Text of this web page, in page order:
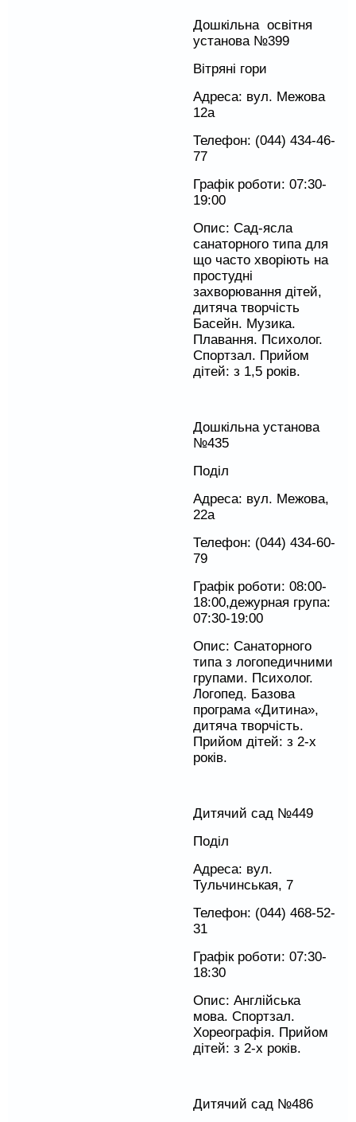
Дошкільна освітня
установа №399
Вітряні гори
Адреса: вул. Межова
12а
Телефон: (044) 434-46-
77
Графік роботи: 07:30-
19:00
Опис: Сад-ясла
санаторного типа для
що часто хворіють на
простудні
захворювання дітей,
дитяча творчість
Басейн. Музика.
Плавання. Психолог.
Спортзал. Прийом
дітей: з 1,5 років.
Дошкільна установа
№435
Поділ
Адреса: вул. Межова,
22а
Телефон: (044) 434-60-
79
Графік роботи: 08:00-
18:00,дежурная група:
07:30-19:00
Опис: Санаторного
типа з логопедичними
групами. Психолог.
Логопед. Базова
програма «Дитина»,
дитяча творчість.
Прийом дітей: з 2-х
років.
Дитячий сад №449
Поділ
Адреса: вул.
Тульчинськая, 7
Телефон: (044) 468-52-
31
Графік роботи: 07:30-
18:30
Опис: Англійська
мова. Спортзал.
Хореографія. Прийом
дітей: з 2-х років.
Дитячий сад №486